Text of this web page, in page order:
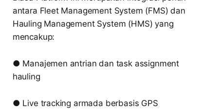
antara Fleet Management System (FMS) dan
Hauling Management System (HMS) yang
mencakup:
● Manajemen antrian dan task assignment
hauling
● Live tracking armada berbasis GPS